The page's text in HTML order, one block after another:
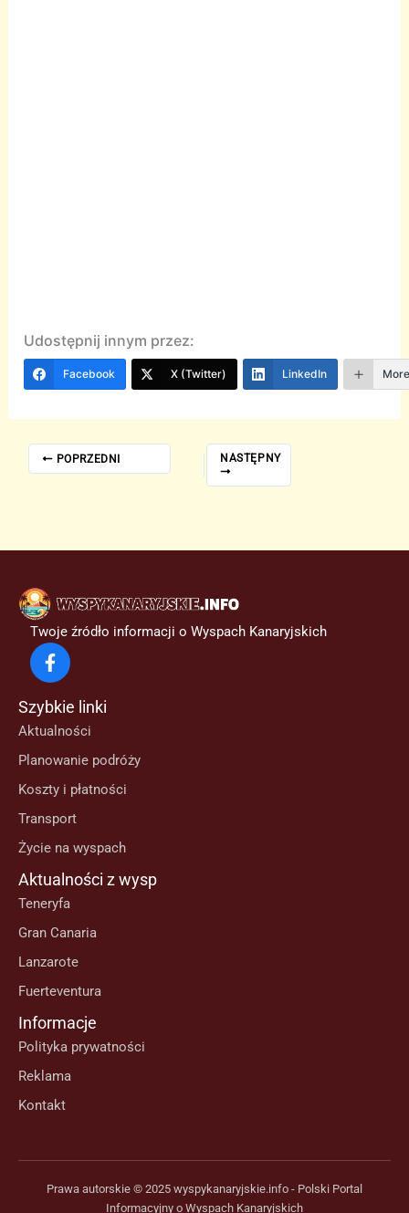
Udostępnij innym przez:
Facebook X (Twitter) LinkedIn
POPRZEDNI NASTĘPNY
Twoje źródło informacji o Wyspach Kanaryjskich
Szybkie linki
Aktualności
Planowanie podróży
Koszty i płatności
Transport
Życie na wyspach
Aktualności z wysp
Teneryfa
Gran Canaria
Lanzarote
Fuerteventura
Informacje
Polityka prywatności
Reklama
Kontakt
Prawa autorskie © 2025 wyspykanaryjskie.info - Polski Portal
Informacyjny o Wyspach Kanaryjskich